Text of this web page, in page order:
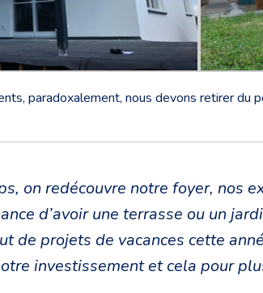
paradoxalement, nous devons retirer du
on redécouvre notre foyer, nos
d’avoir une terrasse ou un
de projets de vacances cette
investissement et cela pour